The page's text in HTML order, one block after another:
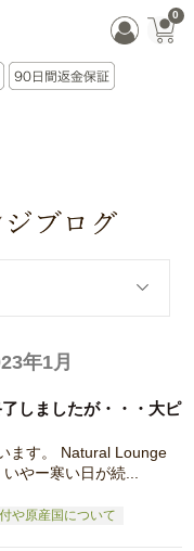
0
年1月
や原産国について
しましたが・・・大ピ
ます。 Natural Lounge
やー寒い日が続...